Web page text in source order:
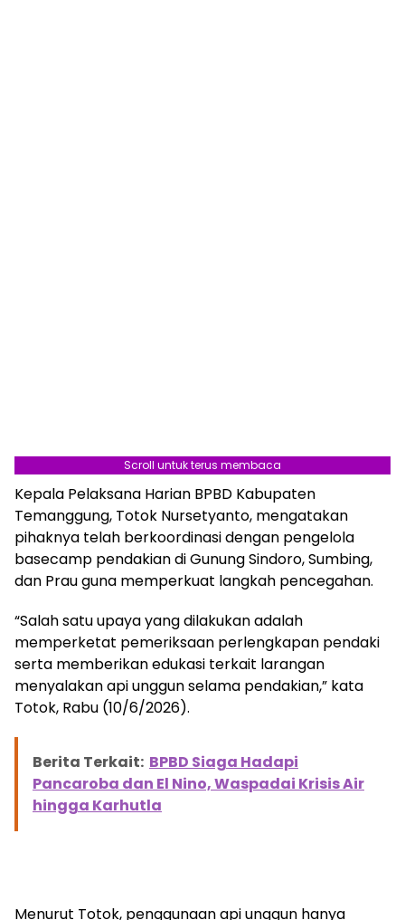
Scroll untuk terus membaca
Kepala Pelaksana Harian BPBD Kabupaten
Temanggung, Totok Nursetyanto, mengatakan
pihaknya telah berkoordinasi dengan pengelola
basecamp pendakian di Gunung Sindoro, Sumbing,
dan Prau guna memperkuat langkah pencegahan.
“Salah satu upaya yang dilakukan adalah
memperketat pemeriksaan perlengkapan pendaki
serta memberikan edukasi terkait larangan
menyalakan api unggun selama pendakian,” kata
Totok, Rabu (10/6/2026).
Berita Terkait: BPBD Siaga Hadapi
Pancaroba dan El Nino, Waspadai Krisis Air
hingga Karhutla
Menurut Totok, penggunaan api unggun hanya